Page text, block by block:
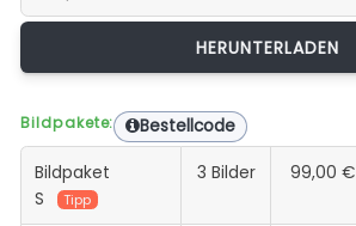
Bildpakete: Bestellcode
Bildpaket
S
Tipp
3 Bilder 99,00 €